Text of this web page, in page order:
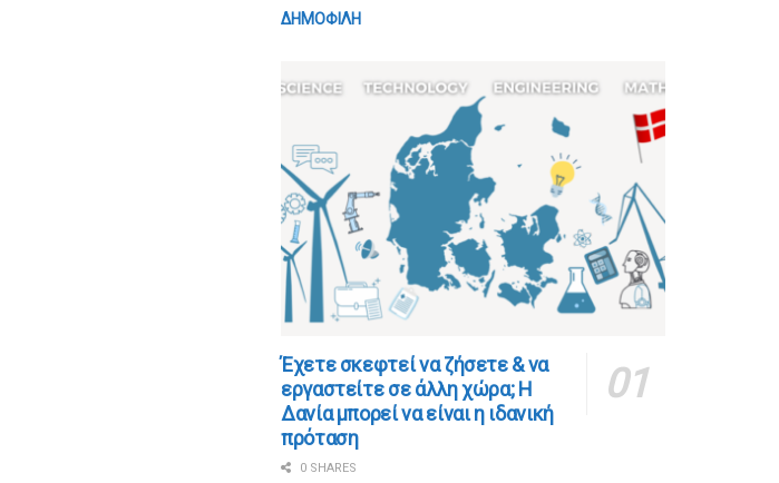
ΔΗΜΟΦΙΛΗ
​​Έχετε σκεφτεί να ζήσετε & να
εργαστείτε σε άλλη χώρα; Η
Δανία μπορεί να είναι η ιδανική
πρόταση
0 SHARES